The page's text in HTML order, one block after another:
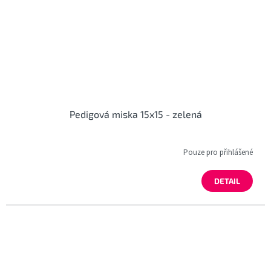
Pedigová miska 15x15 - zelená
Pouze pro přihlášené
DETAIL